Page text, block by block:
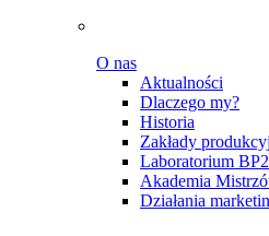
O nas
Aktualności
Dlaczego my?
Historia
Zakłady
Laboratorium BP2
Akademia
Działania